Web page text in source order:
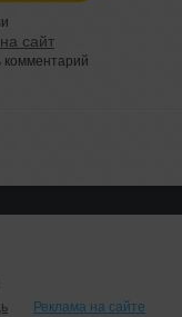
сайт
комментарий
Реклама на сайте